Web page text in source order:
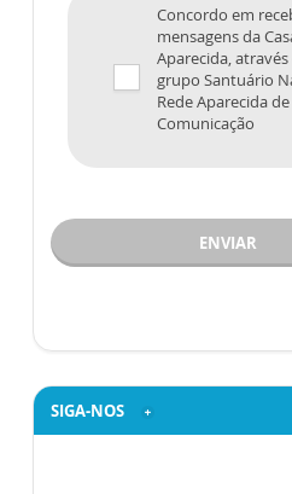
Concordo em
mensagens da
Aparecida, através
grupo Santuário
Rede Aparecida de
Comunicação
ENVIAR
SIGA-NOS